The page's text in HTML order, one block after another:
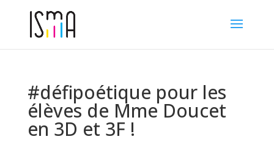
#défipoétique pour les
élèves de Mme Doucet
en 3D et 3F !